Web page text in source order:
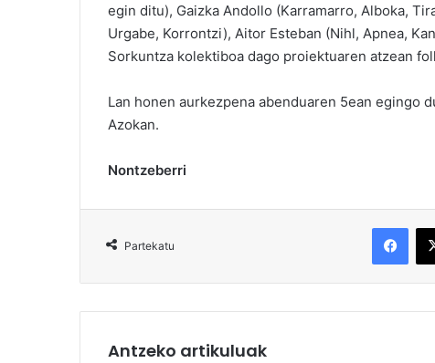
egin ditu), Gaizka Andollo (Karramarro, Alboka,
Urgabe, Korrontzi), Aitor Esteban (Nihl, Apnea,
Sorkuntza kolektiboa dago proiektuaren atzean
Lan honen aurkezpena abenduaren 5ean egingo
Azokan.
Nontzeberri
Partekatu
Antzeko artikuluak